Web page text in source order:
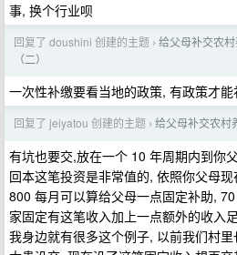
事, 换个行业呗
回复了 doushini 创建的主题 › 给父母补交农
（二）
一次性补缴要看当地的政策, 有政策才能
回复了 jeiyatou 创建的主题 › 给父母补交农村
有坑也要交,放在一个 10 年周期内到你
回本这笔投资是非常值的, 依照你父母
800 每月可以算给父母一点固定补助,
家固定有这笔收入加上一点额外的收入
我身边就有很多这个例子, 以前我们村